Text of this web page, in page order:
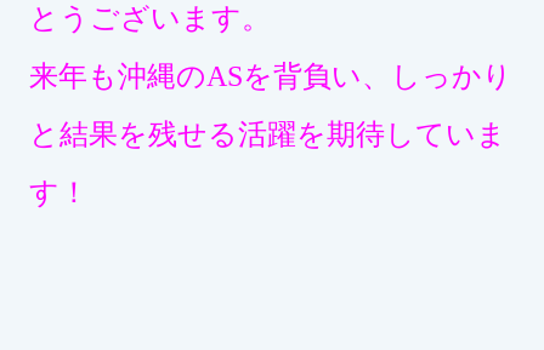
とうございます。
来年も沖縄のASを背負い、しっかり
と結果を残せる活躍を期待していま
す！